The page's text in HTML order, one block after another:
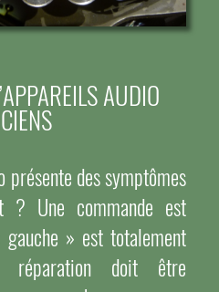
AUDIO
des symptômes
? Une commande est
» est totalement
réparation doit être